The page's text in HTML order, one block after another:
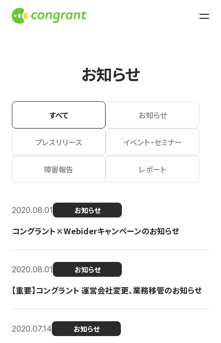
お知らせ
すべて お知らせ
プレスリリース イベント・セミナー
障害報告 レポート
2020.08.01 お知らせ
コングラント×Webiderキャンペーンのお知らせ
2020.08.01 お知らせ
【重要】コングラント 運営会社変更、業務移管のお知らせ
2020.07.14 お知らせ